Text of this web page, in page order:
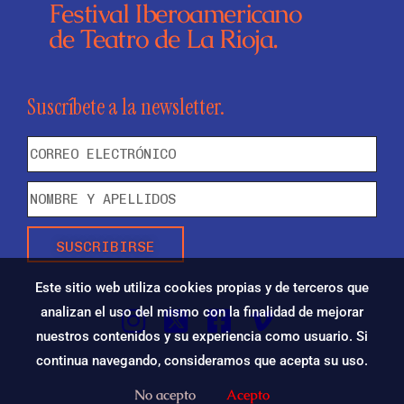
Este sitio web utiliza cookies propias y de terceros que
analizan el uso del mismo con la finalidad de mejorar
nuestros contenidos y su experiencia como usuario. Si
continua navegando, consideramos que acepta su uso.
No acepto Acepto
Festival Iberoamericano
de Teatro de La Rioja.
Suscríbete a la newsletter.
SUSCRIBIRSE